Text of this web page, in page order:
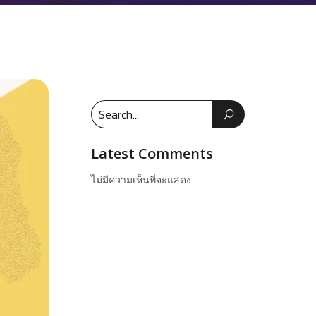
Latest Comments
ไม่มีความเห็นที่จะแสดง